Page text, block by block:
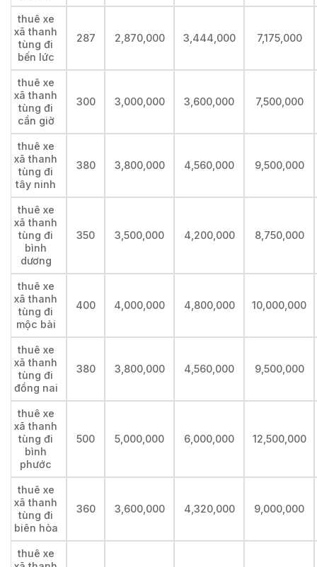
thuê xe
xã thanh
tùng đi
bến lức
287 2,870,000 3,444,000 7,175,000
thuê xe
xã thanh
tùng đi
cần giờ
300 3,000,000 3,600,000 7,500,000
thuê xe
xã thanh
tùng đi
tây ninh
380 3,800,000 4,560,000 9,500,000
thuê xe
xã thanh
tùng đi
bình
dương
350 3,500,000 4,200,000 8,750,000
thuê xe
xã thanh
tùng đi
mộc bài
400 4,000,000 4,800,000 10,000,000
thuê xe
xã thanh
tùng đi
đồng nai
380 3,800,000 4,560,000 9,500,000
thuê xe
xã thanh
tùng đi
bình
phước
500 5,000,000 6,000,000 12,500,000
thuê xe
xã thanh
tùng đi
biên hòa
360 3,600,000 4,320,000 9,000,000
thuê xe